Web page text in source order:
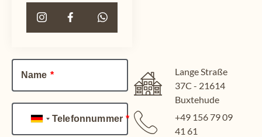
Name
Telefonnummer
Germany +49
Lange Straße
37C - 21614
Buxtehude
+49 156 79 09
41 61